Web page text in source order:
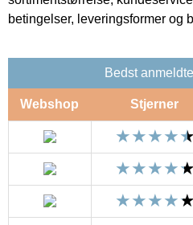
betingelser, leveringsformer og
Bedst
Webshop Stjerner